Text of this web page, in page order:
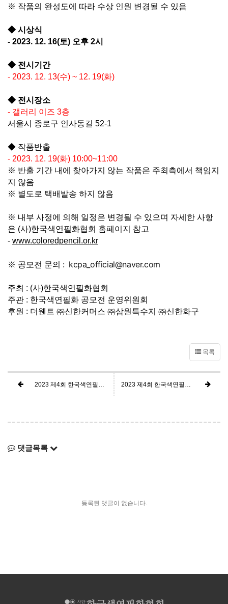
※ 작품의 완성도에 따라 수상 인원 변경될 수 있음
◆ 시상식
- 2023. 12. 16(토) 오후 2시
◆ 전시기간
- 2023. 12. 13(수) ~ 12. 19(화)
◆ 전시장소
- 갤러리 이즈 3층
서울시 종로구 인사동길 52-1
◆ 작품반출
- 2023. 12. 19(화) 10:00~11:00
※ 반출 기간 내에 찾아가지 않는 작품은 주최측에서 책임지
지 않음
※ 별도로 택배발송 하지 않음
※ 내부 사정에 의해 일정은 변경될 수 있으며 자세한 사항
은 (사)한국색연필화협회 홈페이지 참고
- www.coloredpencil.or.kr
※ 공모전 문의 : kcpa_official@naver.com
주최 : (사)한국색연필화협회
주관 : 한국색연필화 공모전 운영위원회
후원 : 더웬트 ㈜신한커머스 ㈜삼원특수지 ㈜신한화구
목록
2023 제4회 한국색연필화 공모대전 최종발표 2023 제4회 한국색연필화 공모대전 1차선정 발표
댓글목록
등록된 댓글이 없습니다.